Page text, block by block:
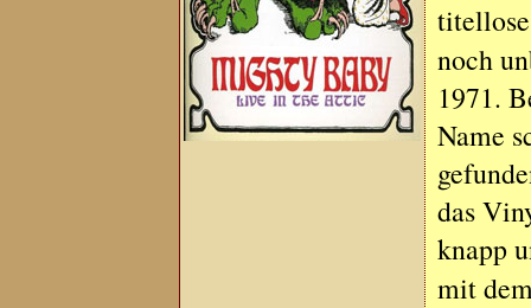
noch
1971.
Name
das
knapp
mit